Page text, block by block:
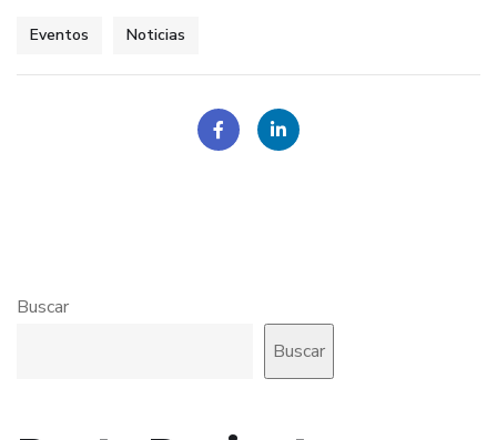
Eventos Noticias
Buscar
Buscar